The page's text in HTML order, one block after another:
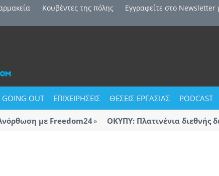
Kουβέντες της πόλης Εγγραφείτε στο Newsletter
GOING OUT ΕΠΙΧΕΙΡΗΣΕΙΣ ΘΕΣΕΙΣ ΕΡΓΑΣΙΑΣ PODCAST
με Freedom24
ΟΚΥΠΥ: Πλατινένια διεθνής
Λάρνακας